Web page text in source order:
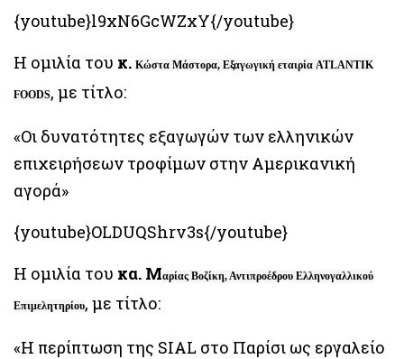
{youtube}l9xN6GcWZxY{/youtube}
Η ομιλία του κ. Κώστα Μάστορα, Εξαγωγική εταιρία ATLANTIK
FOODS, με τίτλο:
«Οι δυνατότητες εξαγωγών των ελληνικών
επιχειρήσεων τροφίμων στην Αμερικανική
αγορά»
{youtube}OLDUQShrv3s{/youtube}
Η ομιλία του κα. Μαρίας Βοζίκη, Αντιπροέδρου Ελληνογαλλικού
Επιμελητηρίου, με τίτλο:
«Η περίπτωση της SIAL στο Παρίσι ως εργαλείο